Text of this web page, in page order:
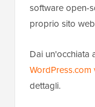
software open-
proprio sito
Dai un'occhiata
WordPress.com
dettagli.